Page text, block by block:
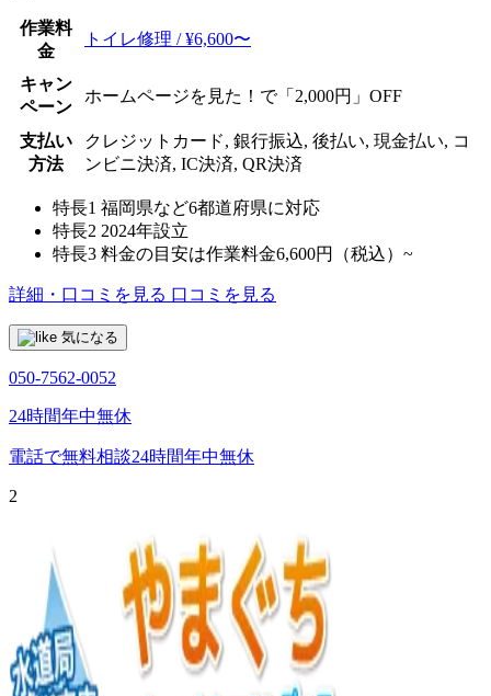
作業料
金
トイレ修理 / ¥6,600〜
キャン
ペーン
ホームページを見た！で「2,000円」OFF
支払い
方法
クレジットカード, 銀行振込, 後払い, 現金払い, コ
ンビニ決済, IC決済, QR決済
特長1 福岡県など6都道府県に対応
特長2 2024年設立
特長3 料金の目安は作業料金6,600円（税込）~
詳細・口コミを見る 口コミを見る
気になる
050-7562-0052
24時間年中無休
電話で無料相談24時間年中無休
2